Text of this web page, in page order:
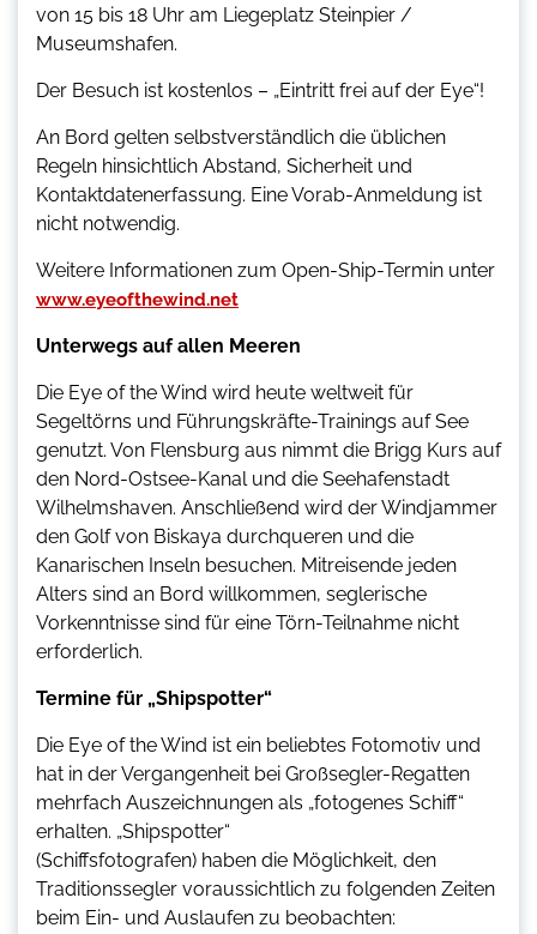
von 15 bis 18 Uhr am Liegeplatz Steinpier /
Museumshafen.
Der Besuch ist kostenlos – „Eintritt frei auf der Eye“!
An Bord gelten selbstverständlich die üblichen
Regeln hinsichtlich Abstand, Sicherheit und
Kontaktdatenerfassung. Eine Vorab-Anmeldung ist
nicht notwendig.
Weitere Informationen zum Open-Ship-Termin unter
www.eyeofthewind.net
Unterwegs auf allen Meeren
Die Eye of the Wind wird heute weltweit für
Segeltörns und Führungskräfte-Trainings auf See
genutzt. Von Flensburg aus nimmt die Brigg Kurs auf
den Nord-Ostsee-Kanal und die Seehafenstadt
Wilhelmshaven. Anschließend wird der Windjammer
den Golf von Biskaya durchqueren und die
Kanarischen Inseln besuchen. Mitreisende jeden
Alters sind an Bord willkommen, seglerische
Vorkenntnisse sind für eine Törn-Teilnahme nicht
erforderlich.
Termine für „Shipspotter“
Die Eye of the Wind ist ein beliebtes Fotomotiv und
hat in der Vergangenheit bei Großsegler-Regatten
mehrfach Auszeichnungen als „fotogenes Schiff“
erhalten. „Shipspotter“
(Schiffsfotografen) haben die Möglichkeit, den
Traditionssegler voraussichtlich zu folgenden Zeiten
beim Ein- und Auslaufen zu beobachten: